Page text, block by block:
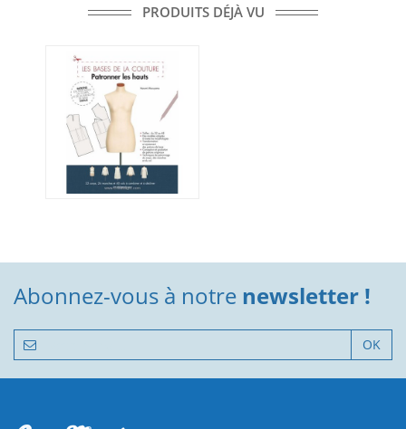
PRODUITS DÉJÀ VU
Abonnez-vous à notre newsletter !
OK